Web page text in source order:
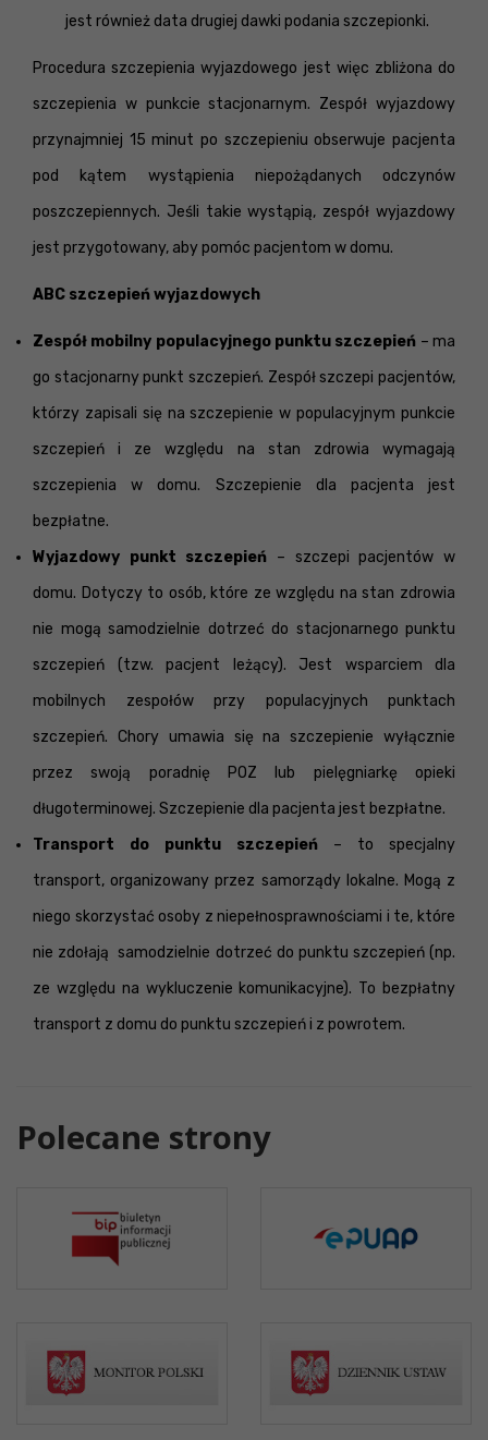
jest również data drugiej dawki podania szczepionki.
Procedura szczepienia wyjazdowego jest więc zbliżona do
szczepienia w punkcie stacjonarnym. Zespół wyjazdowy
przynajmniej 15 minut po szczepieniu obserwuje pacjenta
pod kątem wystąpienia niepożądanych odczynów
poszczepiennych. Jeśli takie wystąpią, zespół wyjazdowy
jest przygotowany, aby pomóc pacjentom w domu.
​ABC szczepień wyjazdowych
Zespół mobilny populacyjnego punktu szczepień – ma
go stacjonarny punkt szczepień. Zespół szczepi pacjentów,
którzy zapisali się na szczepienie w populacyjnym punkcie
szczepień i ze względu na stan zdrowia wymagają
szczepienia w domu. Szczepienie dla pacjenta jest
bezpłatne.
Wyjazdowy punkt szczepień – szczepi pacjentów w
domu. Dotyczy to osób, które ze względu na stan zdrowia
nie mogą samodzielnie dotrzeć do stacjonarnego punktu
szczepień (tzw. pacjent leżący). Jest wsparciem dla
mobilnych zespołów przy populacyjnych punktach
szczepień. Chory umawia się na szczepienie wyłącznie
przez swoją poradnię POZ lub pielęgniarkę opieki
długoterminowej. Szczepienie dla pacjenta jest bezpłatne.
Transport do punktu szczepień – to specjalny
transport, organizowany przez samorządy lokalne. Mogą z
niego skorzystać osoby z niepełnosprawnościami i te, które
nie zdołają samodzielnie dotrzeć do punktu szczepień (np.
ze względu na wykluczenie komunikacyjne). To bezpłatny
transport z domu do punktu szczepień i z powrotem.
Polecane strony